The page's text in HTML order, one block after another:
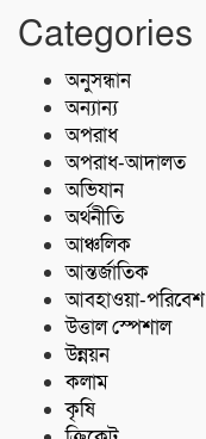
Categories
অনুসন্ধান
অন্যান্য
অপরাধ
অপরাধ-আদালত
অভিযান
অর্থনীতি
আঞ্চলিক
আন্তর্জাতিক
আবহাওয়া-পরিবেশ
উত্তাল স্পেশাল
উন্নয়ন
কলাম
কৃষি